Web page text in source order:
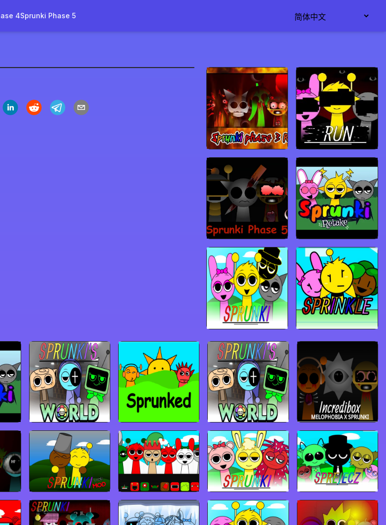
4Sprunki Phase 5